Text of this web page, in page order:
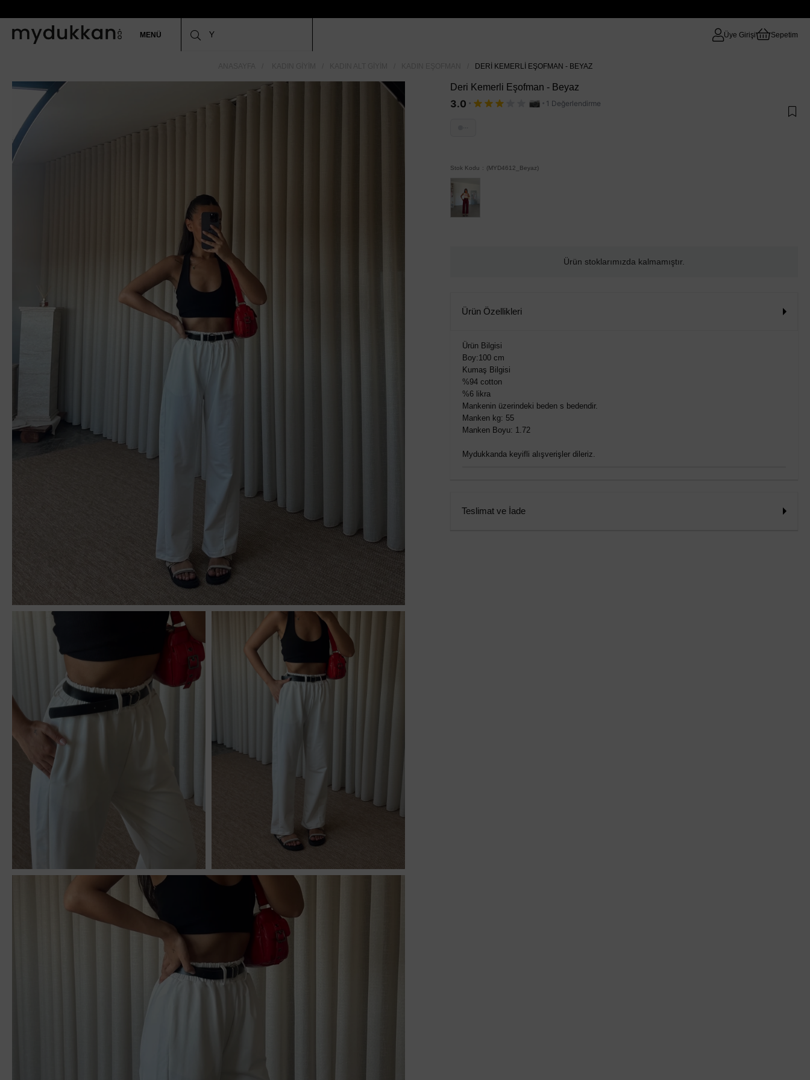
MENÜ Üye Girişi Sepetim
DERI KEMERLI EŞOFMAN - BEYAZ
Deri Kemerli Eşofman - Beyaz
3.0 · · 1 Değerlendirme
Stok Kodu (MYD4612_Beyaz)
Ürün stoklarımızda kalmamıştır.
Ürün Özellikleri
Ürün Bilgisi
Boy:100 cm
Kumaş Bilgisi
%94 cotton
%6 likra
Mankenin üzerindeki beden s bedendir.
Manken kg: 55
Manken Boyu: 1.72
Mydukkanda keyifli alışverişler dileriz.
Teslimat ve İade